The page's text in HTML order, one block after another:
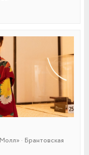
· Брантовская